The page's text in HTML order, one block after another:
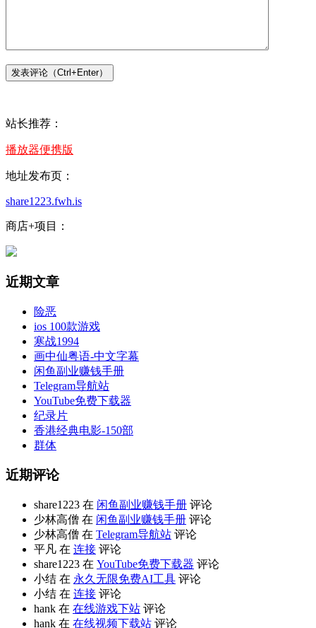
站长推荐：
播放器便携版
地址发布页：
share1223.fwh.is
商店+项目：
近期文章
险恶
ios 100款游戏
寒战1994
画中仙粤语-中文字幕
闲鱼副业赚钱手册
Telegram导航站
YouTube免费下载器
纪录片
香港经典电影-150部
群体
近期评论
share1223 在 闲鱼副业赚钱手册 评论
少林高僧 在 闲鱼副业赚钱手册 评论
少林高僧 在 Telegram导航站 评论
平凡 在 连接 评论
share1223 在 YouTube免费下载器 评论
小结 在 永久无限免费AI工具 评论
小结 在 连接 评论
hank 在 在线游戏下站 评论
hank 在 在线视频下载站 评论